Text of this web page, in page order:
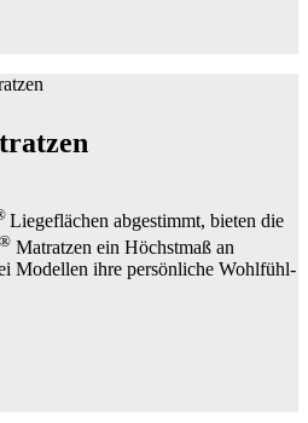
Liegeflächen abgestimmt, bieten die
® Matratzen ein Höchstmaß an
Modellen ihre persönliche Wohlfühl-